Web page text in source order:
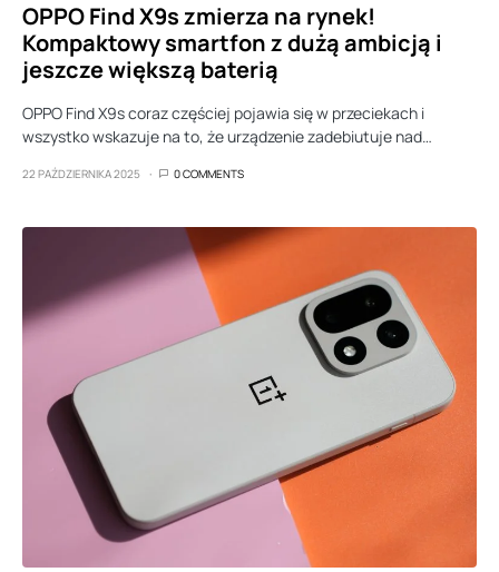
OPPO Find X9s zmierza na rynek!
Kompaktowy smartfon z dużą ambicją i
jeszcze większą baterią
OPPO Find X9s coraz częściej pojawia się w przeciekach i
wszystko wskazuje na to, że urządzenie zadebiutuje nad…
22 PAŹDZIERNIKA 2025 0 COMMENTS